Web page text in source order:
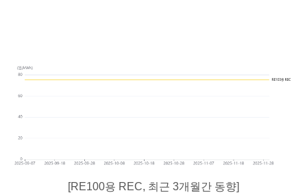
[RE100용 REC, 최근 3개월간 동향]